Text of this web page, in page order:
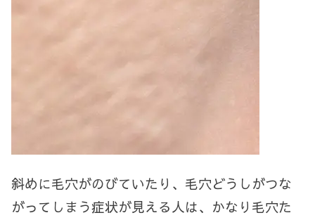
斜めに毛穴がのびていたり、毛穴どうしがつな
がってしまう症状が見える人は、かなり毛穴た